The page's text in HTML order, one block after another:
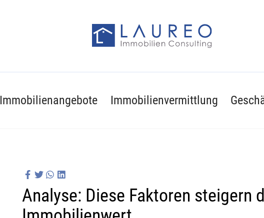
Immobilienangebote Immobilienvermittlung
Analyse: Diese Faktoren steigern